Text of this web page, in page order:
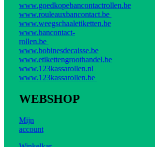
www.goedkopebancontactrollen.be
www.rouleauxbancontact.be
www.weegschaaletiketten.be
www.bancontact-
rollen.be
www.bobinesdecaisse.be
www.etikettengroothandel.be
www.123kassarollen.nl
www.123kassarollen.be
WEBSHOP
Mijn
account